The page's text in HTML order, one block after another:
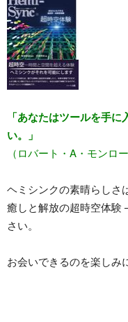
「あなたはツールを手
い。」
（ロバート・A・モンロー
ヘミシンクの素晴らしさ
癒しと解放の超時空体験
さい。
お会いできるのを楽しみ